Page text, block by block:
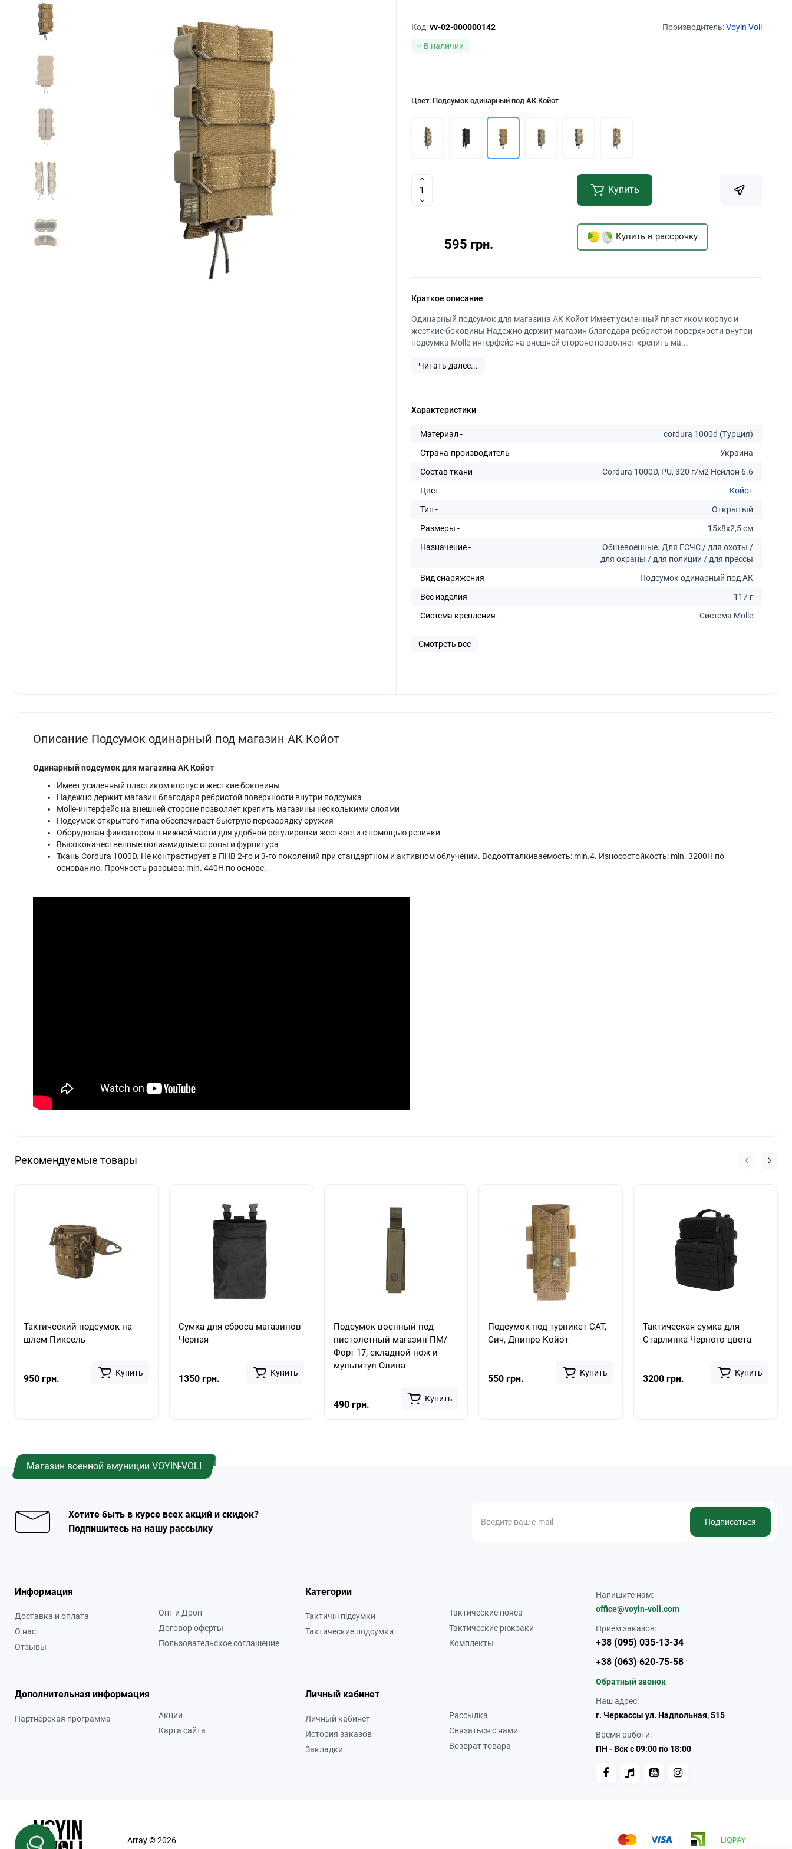
Код:vv-02-000000142 Производитель:Voyin Voli
В наличии
Цвет: Подсумок одинарный под АК Койот
595 грн.
Купить
Купить в рассрочку
Краткое описание
Одинарный подсумок для магазина АК Койот Имеет усиленный пластиком корпус и
жесткие боковины Надежно держит магазин благодаря ребристой поверхности внутри
подсумка Molle-интерфейс на внешней стороне позволяет крепить ма...
Читать далее...
Характеристики
Материал -
cordura 1000d (Турция)
Страна-производитель -
Украина
Состав ткани -
Cordura 1000D, PU, 320 г/м2 Нейлон 6.6
Цвет -
Койот
Тип -
Открытый
Размеры -
15x8x2,5 см
Назначение -
Общевоенные. Для ГСЧС / для охоты /
для охраны / для полиции / для прессы
Вид снаряжения -
Подсумок одинарный под АК
Вес изделия -
117 г
Система крепления -
Система Molle
Смотреть все
Описание Подсумок одинарный под магазин АК Койот
Одинарный подсумок для магазина АК Койот
Имеет усиленный пластиком корпус и жесткие боковины
Надежно держит магазин благодаря ребристой поверхности внутри подсумка
Molle-интерфейс на внешней стороне позволяет крепить магазины несколькими слоями
Подсумок открытого типа обеспечивает быструю перезарядку оружия
Оборудован фиксатором в нижней части для удобной регулировки жесткости с помощью резинки
Высококачественные полиамидные стропы и фурнитура
Ткань Cordura 1000D. Не контрастирует в ПНВ 2-го и 3-го поколений при стандартном и активном облучении. Водоотталкиваемость: min.4. Износостойкость: min. 3200H по
основанию. Прочность разрыва: min. 440H по основе.
Рекомендуемые товары
Тактический подсумок на
шлем Пиксель
950 грн.
Купить
Сумка для сброса магазинов
Черная
1350 грн.
Купить
Подсумок военный под
пистолетный магазин ПМ/
Форт 17, складной нож и
мультитул Олива
490 грн.
Купить
Подсумок под турникет САТ,
Сич, Днипро Койот
550 грн.
Купить
Тактическая сумка для
Старлинка Черного цвета
3200 грн.
Купить
Магазин военной амуниции VOYIN-VOLI
Хотите быть в курсе всех акций и скидок?
Подпишитесь на нашу рассылку
Подписаться
Информация
Доставка и оплата
О нас
Отзывы
Опт и Дроп
Договор оферты
Пользовательское соглашение
Категории
Тактичні підсумки
Тактические подсумки
Тактические пояса
Тактические рюкзаки
Комплекты
Дополнительная информация
Партнёрская программа
Акции
Карта сайта
Личный кабинет
Личный кабинет
История заказов
Закладки
Рассылка
Связаться с нами
Возврат товара
Напишите нам:
office@voyin-voli.com
Прием заказов:
+38 (095) 035-13-34
+38 (063) 620-75-58
Обратный звонок
Наш адрес:
г. Черкассы ул. Надпольная, 515
Время работи:
ПН - Вск с 09:00 по 18:00
Array © 2026